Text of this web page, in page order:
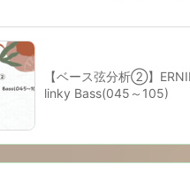
【ベース弦分析②】
linky Bass(045～105)